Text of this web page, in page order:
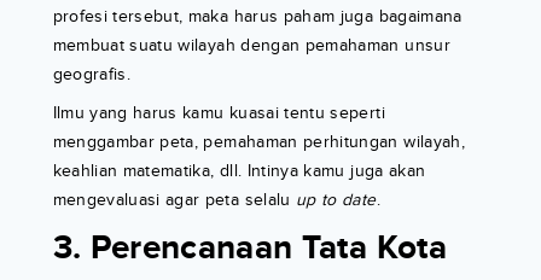
profesi tersebut, maka harus paham juga bagaimana
membuat suatu wilayah dengan pemahaman unsur
geografis.
Ilmu yang harus kamu kuasai tentu seperti
menggambar peta, pemahaman perhitungan wilayah,
keahlian matematika, dll. Intinya kamu juga akan
mengevaluasi agar peta selalu up to date.
3. Perencanaan Tata Kota